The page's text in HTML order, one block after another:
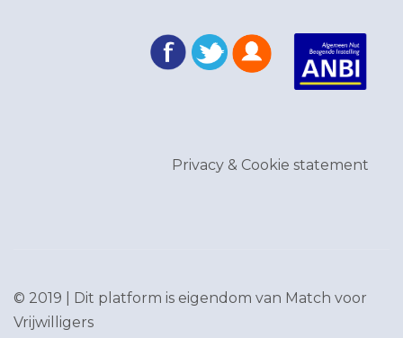
Privacy & Cookie statement
© 2019 | Dit platform is eigendom van Match voor
Vrijwilligers